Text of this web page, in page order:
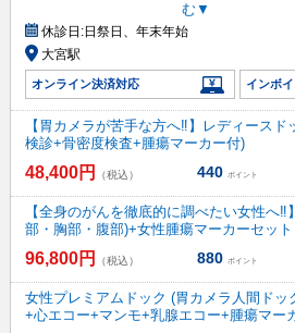
む▼
休診日:日祭日、年末年始
大宮駅
オンライン決済対応 インボ
【胃カメラが苦手な方へ‼】レディース
検診+骨密度検査+腫瘍マーカー付)
48,400円 （税込） 440 ポイント
【全身のがんを徹底的に調べたい女性へ
部・胸部・腹部)+女性腫瘍マーカーセット
96,800円 （税込） 880 ポイント
女性プレミアムドック (胃カメラ人間ドッ
+心エコー+マンモ+乳腺エコー+腫瘍マー